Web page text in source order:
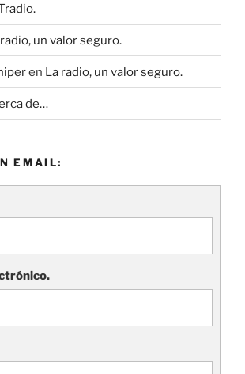
un valor seguro.
en La radio, un valor seguro.
de…
EMAIL: